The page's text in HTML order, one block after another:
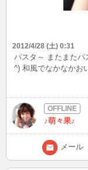
2012/4/28 (土) 0:31
パスタ～ またまた
^) 和風でなかなかお
♪萌々果♪
メール